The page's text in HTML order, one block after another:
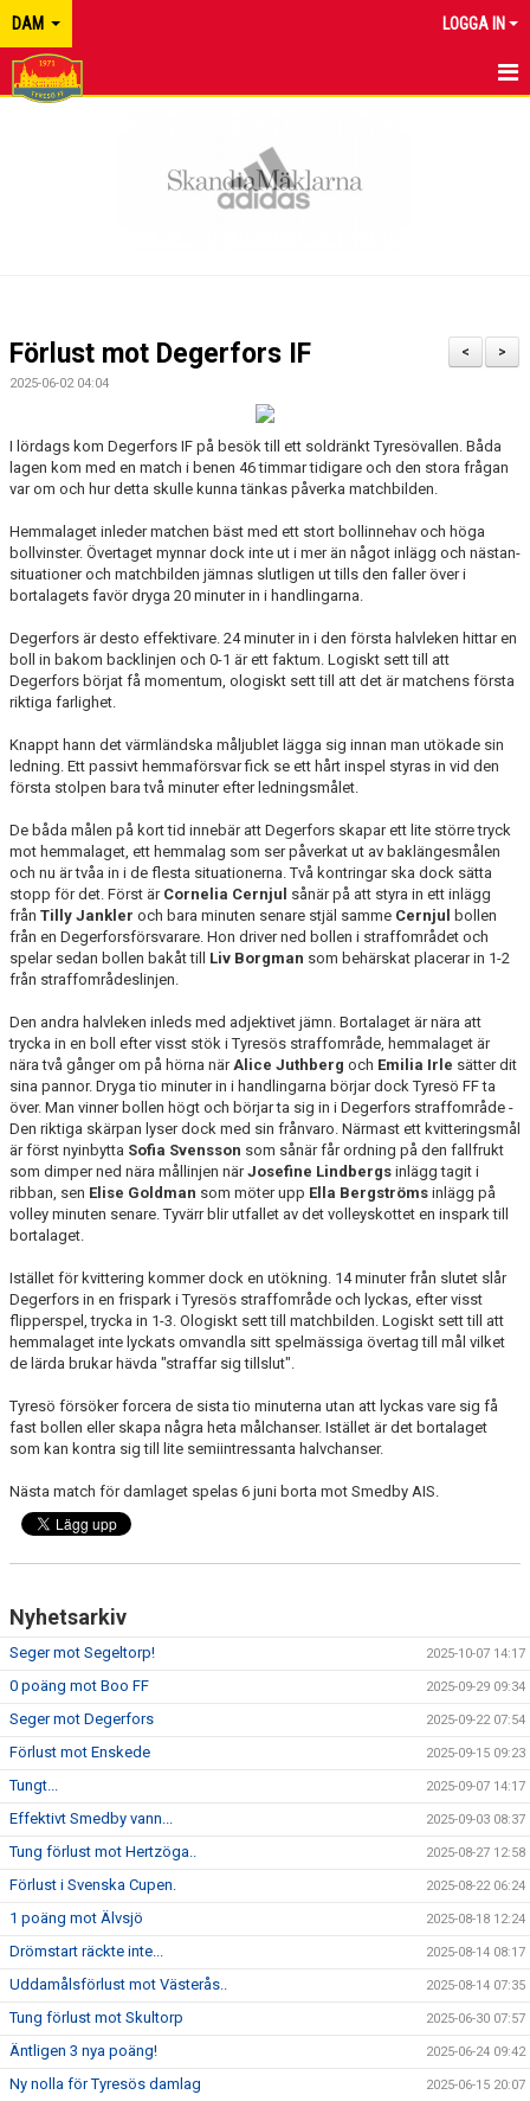
DAM LOGGA IN
BILDGALLERI
KONTAKT
>
<
Förlust mot Degerfors IF
2025-06-02 04:04
I lördags kom Degerfors IF på besök till ett soldränkt Tyresövallen. Båda
lagen kom med en match i benen 46 timmar tidigare och den stora frågan
var om och hur detta skulle kunna tänkas påverka matchbilden.
Hemmalaget inleder matchen bäst med ett stort bollinnehav och höga
bollvinster. Övertaget mynnar dock inte ut i mer än något inlägg och nästan-
situationer och matchbilden jämnas slutligen ut tills den faller över i
bortalagets favör dryga 20 minuter in i handlingarna.
Degerfors är desto effektivare. 24 minuter in i den första halvleken hittar en
boll in bakom backlinjen och 0-1 är ett faktum. Logiskt sett till att
Degerfors börjat få momentum, ologiskt sett till att det är matchens första
riktiga farlighet.
Knappt hann det värmländska måljublet lägga sig innan man utökade sin
ledning. Ett passivt hemmaförsvar fick se ett hårt inspel styras in vid den
första stolpen bara två minuter efter ledningsmålet.
De båda målen på kort tid innebär att Degerfors skapar ett lite större tryck
mot hemmalaget, ett hemmalag som ser påverkat ut av baklängesmålen
och nu är tvåa in i de flesta situationerna. Två kontringar ska dock sätta
stopp för det. Först är Cornelia Cernjul sånär på att styra in ett inlägg
från Tilly Jankler och bara minuten senare stjäl samme Cernjul
bollen
från en Degerforsförsvarare. Hon driver ned bollen i straffområdet och
spelar sedan bollen bakåt till Liv Borgman som behärskat placerar in 1-2
från straffområdeslinjen.
Den andra halvleken inleds med adjektivet jämn. Bortalaget är nära att
trycka in en boll efter visst stök i Tyresös straffområde, hemmalaget är
nära två gånger om på hörna närAlice Juthberg och Emilia Irle sätter dit
sina pannor. Dryga tio minuter in i handlingarna börjar dock Tyresö FF ta
över. Man vinner bollen högt och börjar ta sig in i Degerfors straffområde -
Den riktiga skärpan lyser dock med sin frånvaro. Närmast ett kvitteringsmål
är först nyinbytta Sofia Svensson som sånär får ordning på den fallfrukt
som dimper ned nära mållinjen närJosefine Lindbergs inlägg tagit i
ribban, sen Elise Goldman som möter upp Ella Bergströms inlägg på
volley minuten senare. Tyvärr blir utfallet av det volleyskottet en inspark till
bortalaget.
Istället för kvittering kommer dock en utökning. 14 minuter från slutet slår
Degerfors in en frispark i Tyresös straffområde och lyckas, efter visst
flipperspel, trycka in 1-3. Ologiskt sett till matchbilden. Logiskt sett till att
hemmalaget inte lyckats omvandla sitt spelmässiga övertag till mål vilket
de lärda brukar hävda "straffar sig tillslut".
Tyresö försöker forcera de sista tio minuterna utan att lyckas vare sig få
fast bollen eller skapa några heta målchanser. Istället är det bortalaget
som kan kontra sig till lite semiintressanta halvchanser.
Nästa match för damlaget spelas 6 juni borta mot Smedby AIS.
Nyhetsarkiv
Seger mot Segeltorp! 2025-10-07 14:17
0 poäng mot Boo FF 2025-09-29 09:34
Seger mot Degerfors 2025-09-22 07:54
Förlust mot Enskede 2025-09-15 09:23
Tungt... 2025-09-07 14:17
Effektivt Smedby vann... 2025-09-03 08:37
Tung förlust mot Hertzöga.. 2025-08-27 12:58
Förlust i Svenska Cupen. 2025-08-22 06:24
1 poäng mot Älvsjö 2025-08-18 12:24
Drömstart räckte inte... 2025-08-14 08:17
Uddamålsförlust mot Västerås.. 2025-08-14 07:35
Tung förlust mot Skultorp 2025-06-30 07:57
Äntligen 3 nya poäng! 2025-06-24 09:42
Ny nolla för Tyresös damlag 2025-06-15 20:07